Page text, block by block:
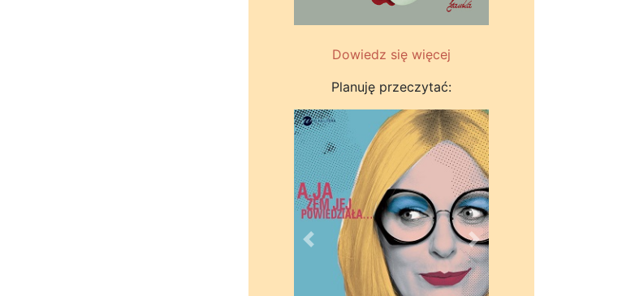
Dowiedz się więcej
Planuję przeczytać:
Wstecz Dalej